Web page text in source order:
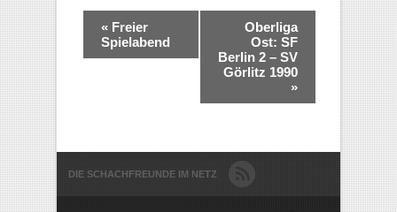
Veranstaltung-
Navigation
« Freier
Spielabend
Oberliga
Ost: SF
Berlin 2 – SV
Görlitz 1990
»
DIE SCHACHFREUNDE IM NETZ